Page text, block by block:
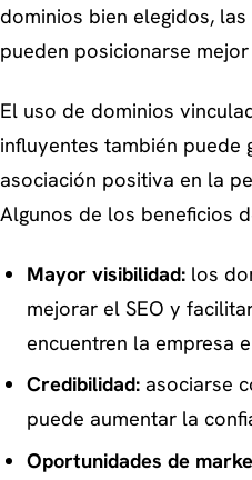
dominios bien elegidos,
pueden posicionarse
El uso de dominios
influyentes también puede
asociación positiva en la
Algunos de los beneficios
Mayor visibilidad:los
mejorar el SEO y
encuentren la empresa
Credibilidad:asociarse
puede aumentar la
Oportunidades de